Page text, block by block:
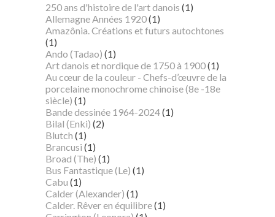
250 ans d'histoire de l'art danois (1)
Allemagne Années 1920(1)
Amazônia. Créations et futurs autochtones
(1)
Ando (Tadao) (1)
Art danois et nordique de 1750 à 1900(1)
Au cœur de la couleur - Chefs-d’œuvre de la
porcelaine monochrome chinoise (8e -18e
siècle) (1)
Bande dessinée 1964-2024(1)
Bilal (Enki) (2)
Blutch (1)
Brancusi (1)
Broad (The) (1)
Bus Fantastique (Le) (1)
Cabu (1)
Calder (Alexander) (1)
Calder. Rêver en équilibre(1)